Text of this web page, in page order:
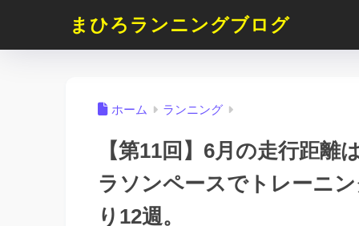
まひろランニングブログ
ホーム ランニング
【第11回】6月の走行距
ラソンペースでトレーニ
り12週。